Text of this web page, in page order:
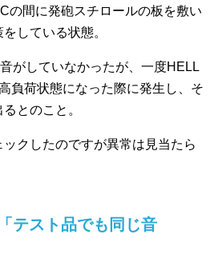
の間に発砲スチロールの板を敷い
している状態。
がしていなかったが、一度HELL
負荷状態になった際に発生し、そ
とのこと。
クしたのですが異常は見当たら
テスト品でも同じ音